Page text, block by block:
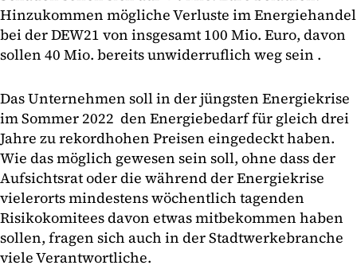
Hinzukommen mögliche Verluste im Energiehandel
bei der DEW21 von insgesamt 100 Mio. Euro, davon
sollen 40 Mio. bereits unwiderruflich weg sein .
Das Unternehmen soll in der jüngsten Energiekrise
im Sommer 2022 den Energiebedarf für gleich drei
Jahre zu rekordhohen Preisen eingedeckt haben.
Wie das möglich gewesen sein soll, ohne dass der
Aufsichtsrat oder die während der Energiekrise
vielerorts mindestens wöchentlich tagenden
Risikokomitees davon etwas mitbekommen haben
sollen, fragen sich auch in der Stadtwerkebranche
viele Verantwortliche.